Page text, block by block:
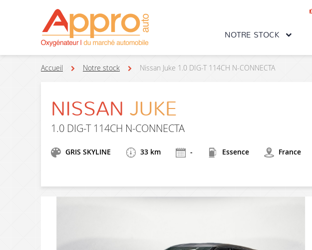
NOTRE STOCK
Accueil Notre stock Nissan Juke 1.0 DIG-T 114CH N-CONNECTA
NISSAN JUKE
1.0 DIG-T 114CH N-CONNECTA
GRIS SKYLINE 33 km - Essence France